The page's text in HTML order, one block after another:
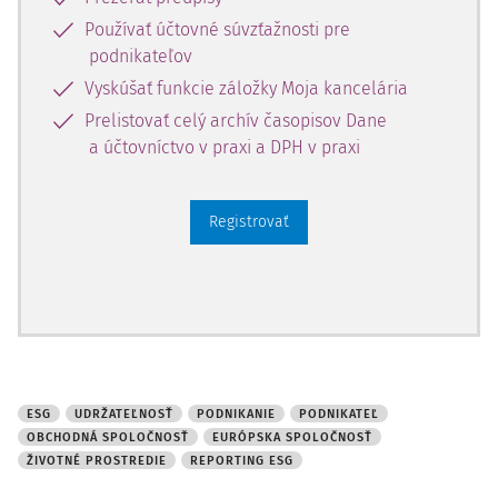
Kto VSME potrebuje a aké má
uplatnenie
VSME sú užitočným nástrojom pre menšie firmy
Využijú ho výrobcovia, rodinné firmy, služby, profesné
Používať účtovné súvzťažnosti pre
podnikateľov
Vyskúšať funkcie záložky Moja kancelária
Prelistovať celý archív časopisov Dane
a účtovníctvo v praxi a DPH v praxi
Registrovať
ESG UDRŽATEĽNOSŤ PODNIKANIE
PODNIKATEĽ
OBCHODNÁ SPOLOČNOSŤ
EURÓPSKA SPOLOČNOSŤ
ŽIVOTNÉ PROSTREDIE
REPORTING ESG